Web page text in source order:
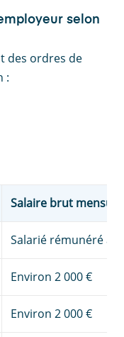
selon
des ordres de
:
Salaire brut mensuel
Salarié rémunéré au
Environ 2 000 €
Environ 2 000 €